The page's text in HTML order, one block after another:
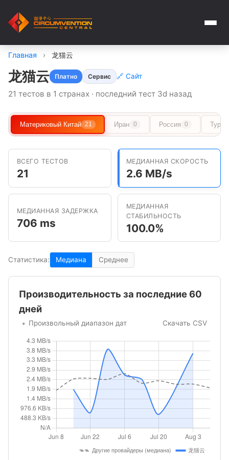
Главная › 龙猫云
龙猫云 Платно Сервис 🔗 Сайт
21 тестов в 1 странах · последний тест 3d назад
Материковый Китай 21 Иран 0 Россия 0
ВСЕГО ТЕСТОВ
21
МЕДИАННАЯ СКОРОСТЬ
2.6 MB/s
МЕДИАННАЯ ЗАДЕРЖКА
706 ms
МЕДИАННАЯ
СТАБИЛЬНОСТЬ
100.0%
Статистика: Медиана Среднее
Производительность за последние 60
дней
Произвольный диапазон дат Скачать CSV